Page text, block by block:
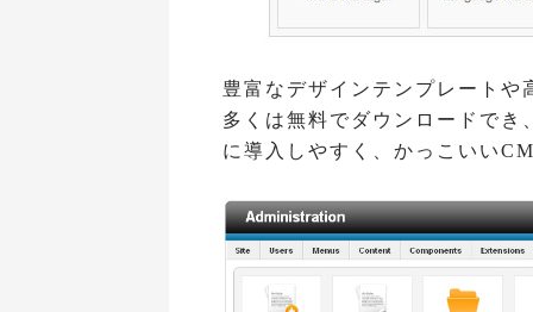
豊富なデザインテンプレート
多くは無料でダウンロードで
に導入しやすく、かっこいい